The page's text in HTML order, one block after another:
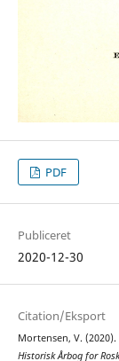
PDF
Publiceret
2020-12-30
Citation/Eksport
Mortensen, V.
Historisk Årbog for